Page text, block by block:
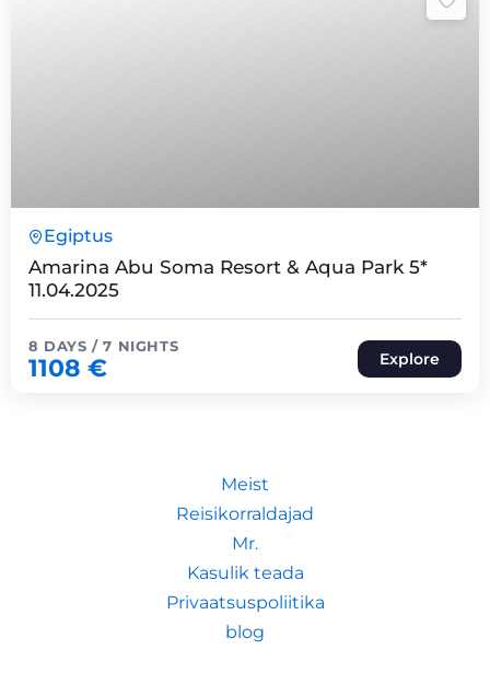
Expired !
Egiptus
Amarina Abu Soma Resort & Aqua Park 5*
11.04.2025
8 DAYS / 7 NIGHTS
1108 € Explore
Meist
Reisikorraldajad
Mr.
Kasulik teada
Privaatsuspoliitika
blog